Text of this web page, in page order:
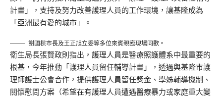
計畫」，支持及努力改善護理人員的工作環境，讓基隆成為
「亞洲最有愛的城市」。
謝國樑市長及王正旭立委等多位來賓親臨現場同歡。
衛生局長張賢政則指出，護理人員是醫療照護體系中最重要的
根基，今年推動「護理人員留任輔導計畫」，透過與基隆市護
理師護士公會合作，提供護理人員留任獎金、學姊輔導機制、
關懷慰問方案（希望在有護理人員遭遇醫療暴力或家庭重大變